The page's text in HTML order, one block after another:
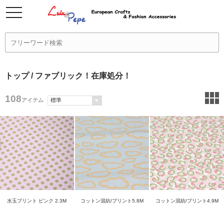
トップ/ ファブリック！在庫処分！
108アイテム
水玉プリント ピンク 2.3M コットン混紡/プリント5.8M コットン混紡/プリント4.9M